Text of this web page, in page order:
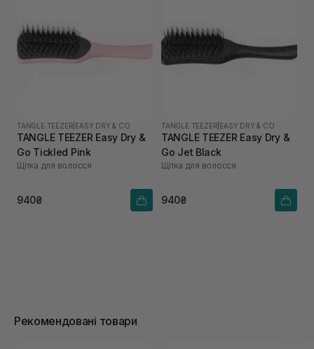
TANGLE TEEZER EASY DRY & CO
TANGLE TEEZER Easy Dry &
Go Tickled Pink
Щітка для волосся
940₴
TANGLE TEEZER EASY DRY & CO
TANGLE TEEZER Easy Dry &
Go Jet Black
Щітка для волосся
940₴
Рекомендовані товари